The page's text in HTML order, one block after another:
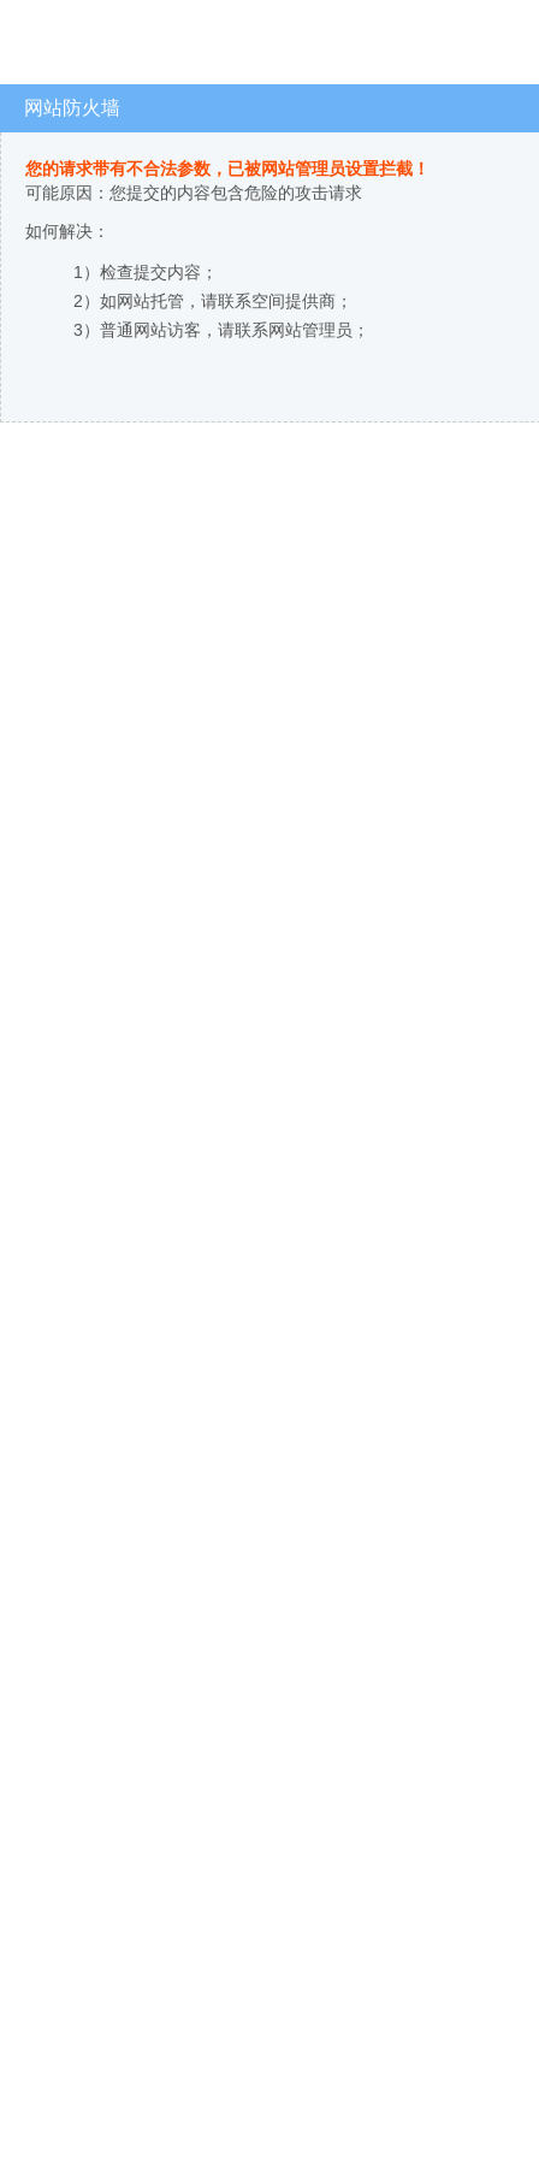
网站防火墙
您的请求带有不合法参数，已被网站管理员设置拦截！
可能原因：您提交的内容包含危险的攻击请求
如何解决：
1）检查提交内容；
2）如网站托管，请联系空间提供商；
3）普通网站访客，请联系网站管理员；